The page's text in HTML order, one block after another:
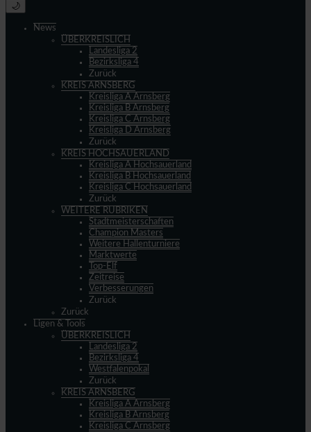
🌙
News
ÜBERKREISLICH
Landesliga 2
Bezirksliga 4
Zurück
KREIS ARNSBERG
Kreisliga A Arnsberg
Kreisliga B Arnsberg
Kreisliga C Arnsberg
Kreisliga D Arnsberg
Zurück
KREIS HOCHSAUERLAND
Kreisliga A Hochsauerland
Kreisliga B Hochsauerland
Kreisliga C Hochsauerland
Zurück
WEITERE RUBRIKEN
Stadtmeisterschaften
Champion Masters
Weitere Hallenturniere
Marktwerte
Top-Elf
Zeitreise
Verbesserungen
Zurück
Zurück
Ligen & Tools
ÜBERKREISLICH
Landesliga 2
Bezirksliga 4
Westfalenpokal
Zurück
KREIS ARNSBERG
Kreisliga A Arnsberg
Kreisliga B Arnsberg
Kreisliga C Arnsberg